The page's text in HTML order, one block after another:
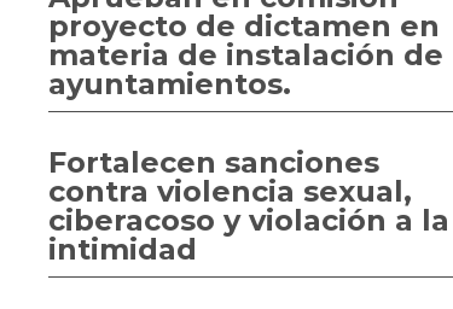
proyecto de dictamen en
materia de instalación de
ayuntamientos.
Fortalecen sanciones
contra violencia sexual,
ciberacoso y violación a la
intimidad